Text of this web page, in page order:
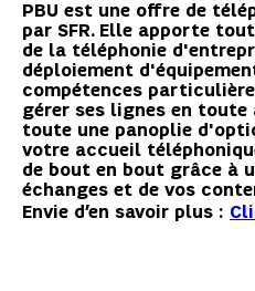
PBU est une offre de
par SFR. Elle apporte
de la téléphonie
déploiement
compétences
gérer ses lignes en
toute une panoplie
votre accueil
de bout en bout grâce à
échanges et de vos
Envie d’en savoir plus :